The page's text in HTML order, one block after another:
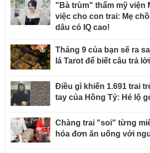
"Bà trùm" thẩm mỹ viện
việc cho con trai: Mẹ
dâu có IQ cao!
Tháng 9 của bạn sẽ ra
lá Tarot để biết câu trả lời
Điều gì khiến 1.691 trai
tay của Hồng Tỷ: Hé lộ
Chàng trai "soi" từng
hóa đơn ăn uống với